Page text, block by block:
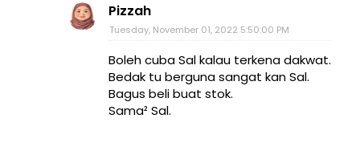
Pizzah
Tuesday, November 01, 2022 5:50:00 PM
Boleh cuba Sal kalau terkena dakwat.
Bedak tu berguna sangat kan Sal.
Bagus beli buat stok.
Sama² Sal.